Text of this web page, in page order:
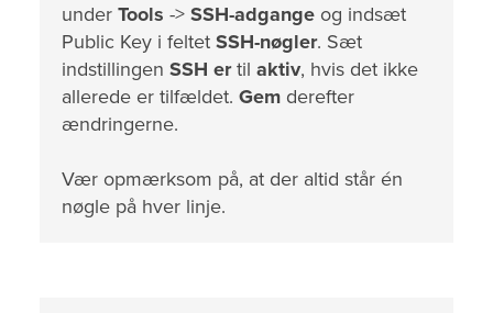
under Tools -> SSH-adgange og indsæt
Public Key i feltet SSH-nøgler. Sæt
indstillingen SSH ertil aktiv, hvis det ikke
allerede er tilfældet. Gem derefter
ændringerne.
Vær opmærksom på, at der altid står én
nøgle på hver linje.